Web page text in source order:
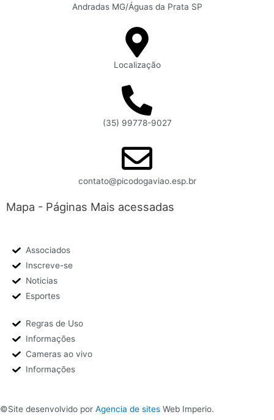
Andradas MG/Águas da Prata SP
Localização
(35) 99778-9027
contato@picodogaviao.esp.br
Mapa - Páginas Mais acessadas
Associados
Inscreve-se
Noticias
Esportes
Regras de Uso
Informações
Cameras ao vivo
Informações
©Site desenvolvido por Agencia de sites Web Imperio.